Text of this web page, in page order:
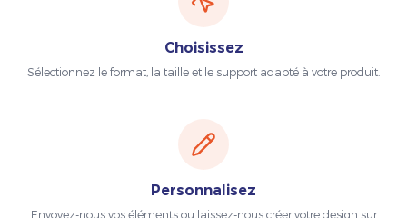
Choisissez
Sélectionnez le format, la taille et le support adapté à votre produit.
Personnalisez
Envoyez-nous vos éléments ou laissez-nous créer votre design sur